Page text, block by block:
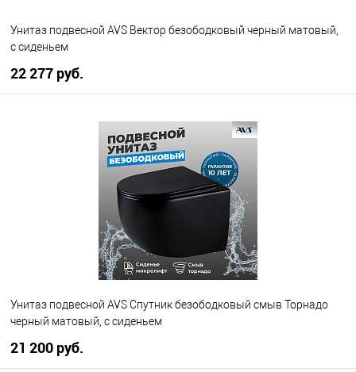
Унитаз подвесной AVS Вектор безободковый черный матовый,
с сиденьем
22 277 руб.
В корзину
В наличии
Унитаз подвесной AVS Спутник безободковый смыв Торнадо
черный матовый, с сиденьем
21 200 руб.